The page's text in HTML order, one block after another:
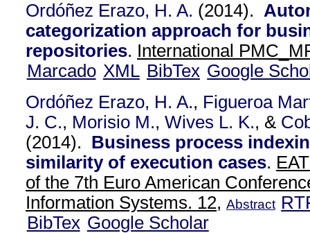
Ordóñez Erazo, H. A. (2014).
categorization approach for
repositories. International
Marcado XML BibTex Google
Ordóñez Erazo, H. A., Figueroa
J. C., Morisio M., Wives L. K., &
(2014). Business process
similarity of execution cases.
of the 7th Euro American
Information Systems. 12, Abstract
BibTex Google Scholar